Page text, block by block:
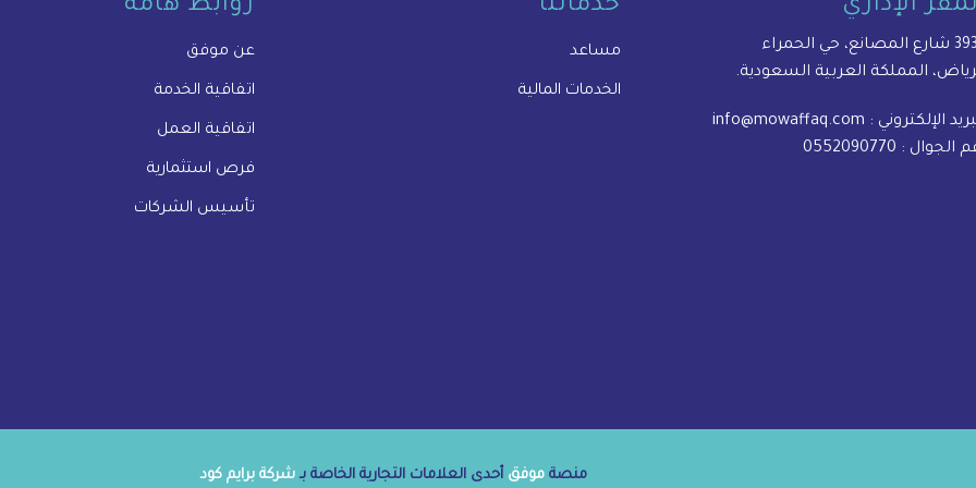
روابط هامة
عن موفق
اتفاقية الخدمة
اتفاقية العمل
فرص استثمارية
تأسيس الشركات
خدماتنا
مساعد
الخدمات المالية
الإداري
حي الحمراء
المملكة العربية السعودية.
الإلكتروني : info@mowaffaq.com
الجوال : 0552090770
منصة موفق أحدى العلامات التجارية الخاصة بـ شركة برايم كود